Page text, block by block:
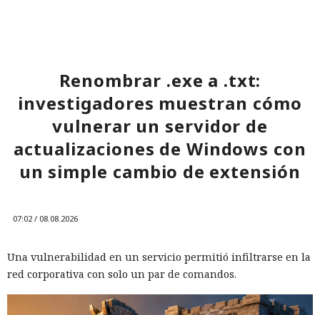
Renombrar .exe a .txt:
investigadores muestran cómo
vulnerar un servidor de
actualizaciones de Windows con
un simple cambio de extensión
07:02 / 08.08.2026
Una vulnerabilidad en un servicio permitió infiltrarse en la
red corporativa con solo un par de comandos.